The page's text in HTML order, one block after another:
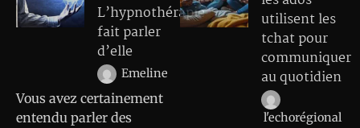
L’hypnothérapie
fait parler
d’elle
Emeline
Vous avez certainement
entendu parler des
utilisent les
tchat pour
communiquer
au quotidien
l'echorégional